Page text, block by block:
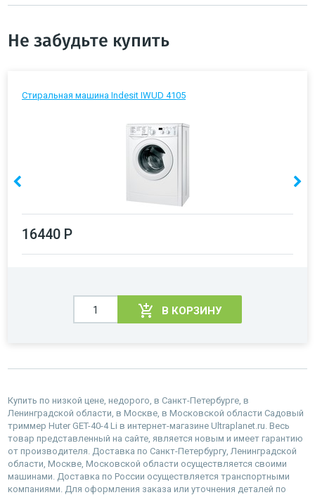
Не забудьте купить
Стиральная машина Indesit IWUD 4105
16440 Р
В КОРЗИНУ
Купить по низкой цене, недорого, в Санкт-Петербурге, в
Ленинградской области, в Москве, в Московской области Садовый
триммер Huter GET-40-4 Li в интернет-магазине Ultraplanet.ru. Весь
товар представленный на сайте, является новым и имеет гарантию
от производителя. Доставка по Санкт-Петербургу, Ленинградской
области, Москве, Московской области осуществляется своими
машинами. Доставка по России осуществляется транспортными
компаниями. Для оформления заказа или уточнения деталей по